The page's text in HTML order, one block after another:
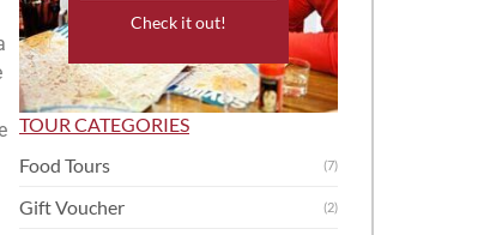
Check it out!
TOUR CATEGORIES
Food Tours
(7)
Gift Voucher (2)